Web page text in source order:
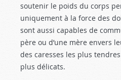
soutenir le poids du corps
uniquement à la force des
sont aussi capables de
père ou d’une mère envers
des caresses les plus
plus délicats.